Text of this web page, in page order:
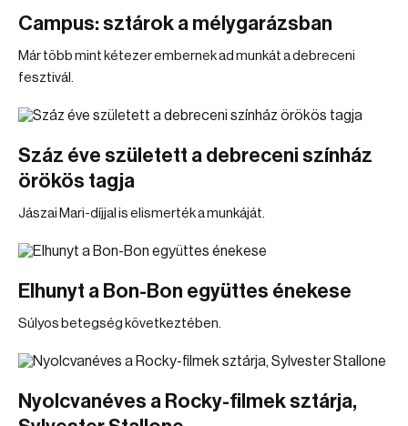
Campus: sztárok a mélygarázsban
Már több mint kétezer embernek ad munkát a debreceni
fesztivál.
Száz éve született a debreceni színház
örökös tagja
Jászai Mari-díjjal is elismerték a munkáját.
Elhunyt a Bon-Bon együttes énekese
Súlyos betegség következtében.
Nyolcvanéves a Rocky-filmek sztárja,